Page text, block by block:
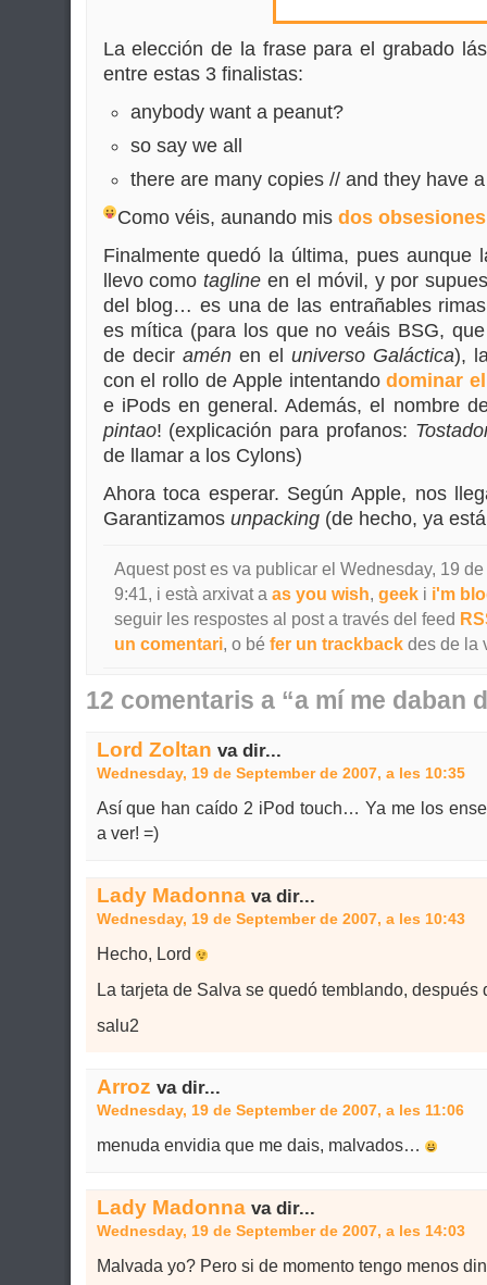
La elección de la frase para el grabado
entre estas 3 finalistas:
anybody want a peanut?
so say we all
there are many copies // and they have
Como véis, aunando misdos obsesiones
Finalmente quedó la última, pues aunque
llevo comotagline en el móvil, y por
del blog… es una de las entrañables
es mítica (para los que no veáis BSG,
de decir aménen el universo Galáctica),
con el rollo de Apple intentandodominar
e iPods en general. Además, el nombre
pintao! (explicación para profanos:
de llamar a los Cylons)
Ahora toca esperar. Según Apple, nos
Garantizamos unpacking(de hecho, ya
Aquest post es va publicar el Wednesday, 19
9:41, i està arxivat a as you wish, geeki i'm
seguir les respostes al post a través del feed
un comentari, o bé fer un trackbackdes de la
12 comentaris a “a mí me daban
Lord Zoltan va dir...
Wednesday, 19 de September de 2007, a les 10:35
Así que han caído 2 iPod touch… Ya me los
a ver! =)
Lady Madonnava dir...
Wednesday, 19 de September de 2007, a les 10:43
Hecho, Lord
La tarjeta de Salva se quedó temblando,
salu2
Arroz va dir...
Wednesday, 19 de September de 2007, a les 11:06
menuda envidia que me dais, malvados…
Lady Madonnava dir...
Wednesday, 19 de September de 2007, a les 14:03
Malvada yo? Pero si de momento tengo menos